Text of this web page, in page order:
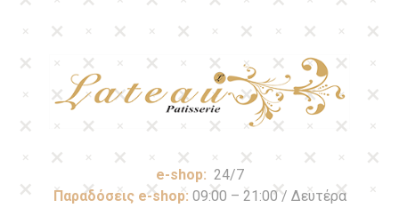
e-shop: 24/7
Παραδόσεις e-shop: 09:00 – 21:00 / Δευτέρα